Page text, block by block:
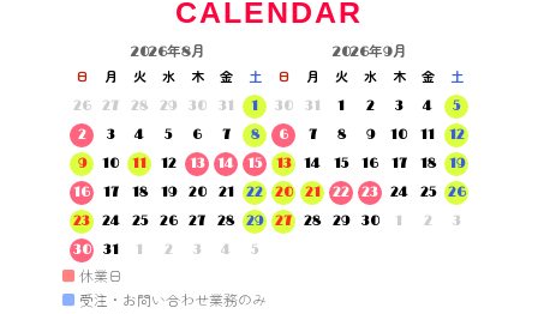
CALENDAR
2026年8月
日 月 火 水 木 金
土
26
27 28 29 30 31
1
2
3 4 5 6 7
8
9
10 11 12 13 14
15
16
17 18 19 20 21
22
23
24 25 26 27 28
29
30
31 1 2 3 4 5
2026年9月
日 月 火 水 木 金
土
30
31 1 2 3 4
5
6
7 8 9 10 11
12
13
14 15 16 17 18
19
20
21 22 23 24 25
26
27
28 29 30 1 2 3
■ 休業日
■ 受注・お問い合わせ業務のみ